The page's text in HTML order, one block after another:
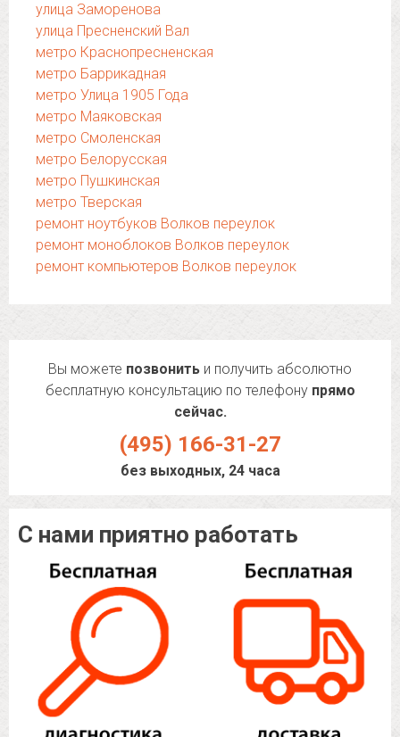
улица Заморенова
улица Пресненский Вал
метро Краснопресненская
метро Баррикадная
метро Улица 1905 Года
метро Маяковская
метро Смоленская
метро Белорусская
метро Пушкинская
метро Тверская
ремонт ноутбуков Волков переулок
ремонт моноблоков Волков переулок
ремонт компьютеров Волков переулок
Вы можете позвонить и получить абсолютно
бесплатную консультацию по телефону прямо
сейчас.
(495) 166-31-27
без выходных, 24 часа
С нами приятно работать